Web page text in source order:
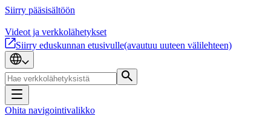
Siirry pääsisältöön
Videot ja verkkolähetykset
Siirry eduskunnan etusivulle(avautuu uuteen välilehteen)
Ohita navigointivalikko